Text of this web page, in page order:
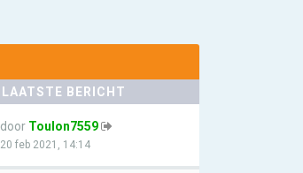
LAATSTE BERICHT
door Toulon7559
20 feb 2021, 14:14